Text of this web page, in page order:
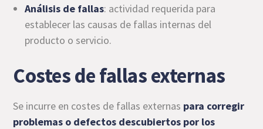
Análisis de fallas: actividad requerida para
establecer las causas de fallas internas del
producto o servicio.
Costes de fallas externas
Se incurre en costes de fallas externas para corregir
problemas o defectos descubiertos por los